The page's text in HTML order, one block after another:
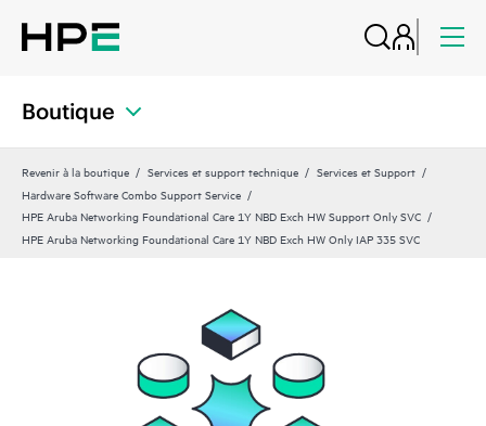
Boutique
Revenir à la boutique Services et support technique
Services et Support
Hardware Software Combo Support Service
HPE Aruba Networking Foundational Care 1Y NBD Exch HW Support Only SVC
HPE Aruba Networking Foundational Care 1Y NBD Exch HW Only IAP 335 SVC